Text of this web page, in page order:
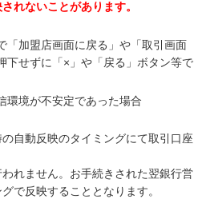
れないことがあります。
「加盟店画面に戻る」や「取引画面
下せずに「×」や「戻る」ボタン等で
環境が不安定であった場合
自動反映のタイミングにて取引口座
れません。お手続きされた翌銀行営
で反映することとなります。